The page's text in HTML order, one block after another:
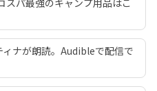
スパ最強のキャンプ用品はこ
ナが朗読。Audibleで配信で